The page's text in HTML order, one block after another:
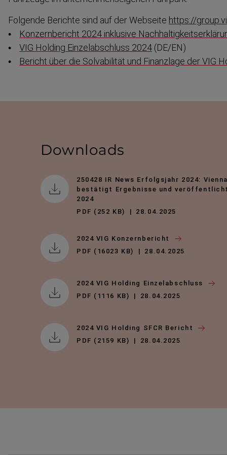
Folgende Berichte sind auf der Webseite https://
• Konzern­bericht 2024 inklusive
• VIG Holding Einzel­ab­schluss 2024 (DE/EN)
• Bericht über die Solvabilität und Finanzlage der VIG
Downloads
250428 IR News Erfolgsjahr 2024:
bestätigt Ergebnisse und
2024
PDF (252 KB)
28.04.2025
2024 VIG Konzernbericht
PDF (16023 KB)
28.04.2025
2024 VIG Holding Einzelabschluss
PDF (1116 KB)
28.04.2025
2024 VIG Holding SFCR Bericht
PDF (2159 KB)
28.04.2025